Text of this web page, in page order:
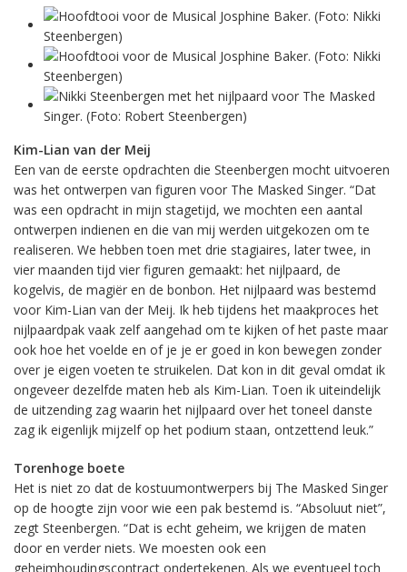
Kim-Lian van der Meij
Een van de eerste opdrachten die Steenbergen mocht uitvoeren
was het ontwerpen van figuren voor The Masked Singer. “Dat
was een opdracht in mijn stagetijd, we mochten een aantal
ontwerpen indienen en die van mij werden uitgekozen om te
realiseren. We hebben toen met drie stagiaires, later twee, in
vier maanden tijd vier figuren gemaakt: het nijlpaard, de
kogelvis, de magiër en de bonbon. Het nijlpaard was bestemd
voor Kim-Lian van der Meij. Ik heb tijdens het maakproces het
nijlpaardpak vaak zelf aangehad om te kijken of het paste maar
ook hoe het voelde en of je je er goed in kon bewegen zonder
over je eigen voeten te struikelen. Dat kon in dit geval omdat ik
ongeveer dezelfde maten heb als Kim-Lian. Toen ik uiteindelijk
de uitzending zag waarin het nijlpaard over het toneel danste
zag ik eigenlijk mijzelf op het podium staan, ontzettend leuk.”
Torenhoge boete
Het is niet zo dat de kostuumontwerpers bij The Masked Singer
op de hoogte zijn voor wie een pak bestemd is. “Absoluut niet”,
zegt Steenbergen. “Dat is echt geheim, we krijgen de maten
door en verder niets. We moesten ook een
geheimhoudingscontract ondertekenen. Als we eventueel toch